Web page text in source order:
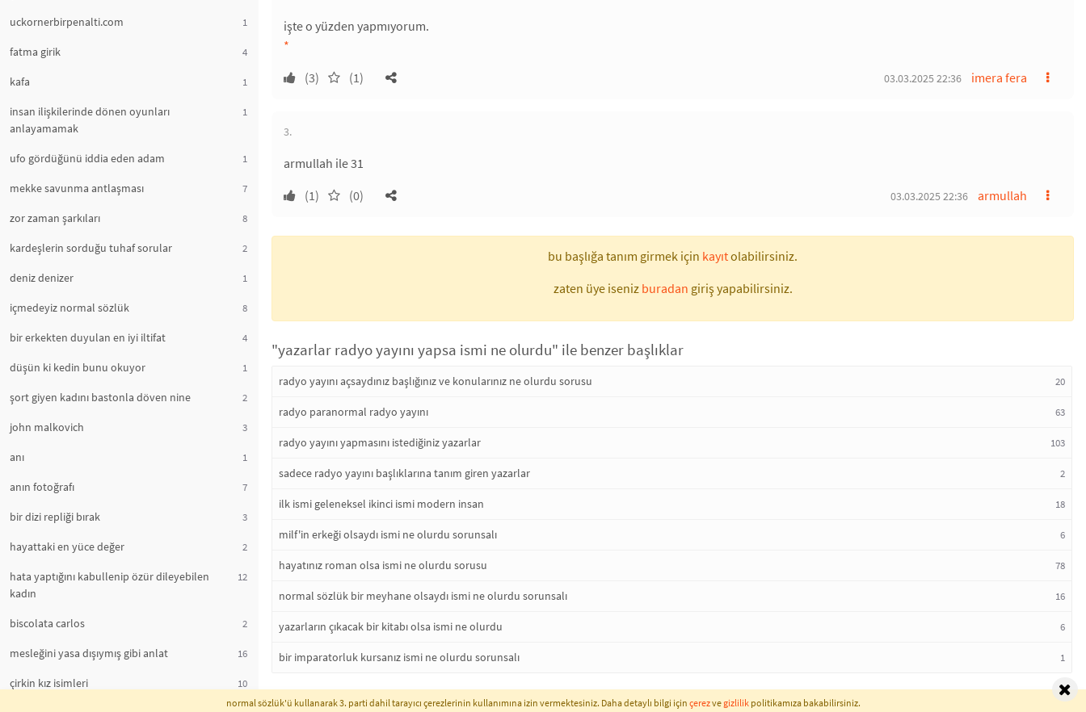
uckornerbirpenalti.com 1
fatma girik 4
kafa 1
insan ilişkilerinde dönen oyunları
anlayamamak
1
ufo gördüğünü iddia eden adam 1
mekke savunma antlaşması 7
zor zaman şarkıları 8
kardeşlerin sorduğu tuhaf sorular 2
deniz denizer 1
içmedeyiz normal sözlük 8
bir erkekten duyulan en iyi iltifat 4
düşün ki kedin bunu okuyor 1
şort giyen kadını bastonla döven nine 2
john malkovich 3
anı 1
anın fotoğrafı 7
bir dizi repliği bırak 3
hayattaki en yüce değer 2
hata yaptığını kabullenip özür dileyebilen
kadın
12
biscolata carlos 2
mesleğini yasa dışıymış gibi anlat 16
çirkin kız isimleri 10
işte o yüzden yapmıyorum.
*
(3)
(1) imera fera
03.03.2025 22:36
3.
armullah ile 31
(1)
(0) armullah
03.03.2025 22:36
bu başlığa tanım girmek için kayıtolabilirsiniz.
zaten üye iseniz buradan giriş yapabilirsiniz.
"yazarlar radyo yayını yapsa ismi ne olurdu" ile benzer başlıklar
radyo yayını açsaydınız başlığınız ve konularınız ne olurdu sorusu 20
radyo paranormal radyo yayını 63
radyo yayını yapmasını istediğiniz yazarlar 103
sadece radyo yayını başlıklarına tanım giren yazarlar 2
ilk ismi geleneksel ikinci ismi modern insan 18
milf'in erkeği olsaydı ismi ne olurdu sorunsalı 6
hayatınız roman olsa ismi ne olurdu sorusu 78
normal sözlük bir meyhane olsaydı ismi ne olurdu sorunsalı 16
yazarların çıkacak bir kitabı olsa ismi ne olurdu 6
bir imparatorluk kursanız ismi ne olurdu sorunsalı 1
Normal Sözlük © 2026
normal sözlük'ü kullanarak 3. parti dahil tarayıcı çerezlerinin kullanımına izin vermektesiniz. Daha detaylı bilgi için çerezvegizlilikpolitikamıza bakabilirsiniz.